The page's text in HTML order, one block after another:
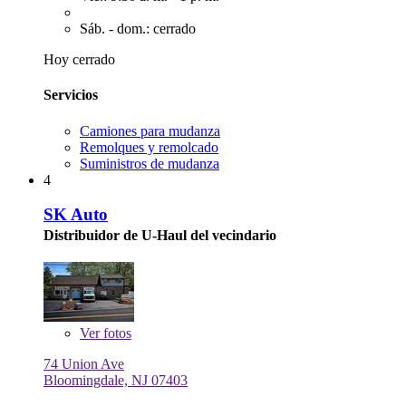
Sáb. - dom.: cerrado
Hoy cerrado
Servicios
Camiones para mudanza
Remolques y remolcado
Suministros de mudanza
4
SK Auto
Distribuidor de U-Haul del vecindario
Verfotos
74 Union Ave
Bloomingdale, NJ 07403